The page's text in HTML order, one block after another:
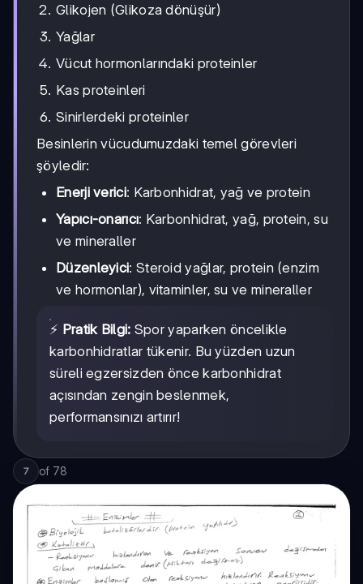
Glikojen (Glikoza dönüşür)
Yağlar
Vücut hormonlarındaki proteinler
Kas proteinleri
Sinirlerdeki proteinler
Besinlerin vücudumuzdaki temel görevleri
şöyledir:
Enerji verici: Karbonhidrat, yağ ve protein
Yapıcı-onarıcı: Karbonhidrat, yağ, protein, su
ve mineraller
Düzenleyici: Steroid yağlar, protein (enzim
ve hormonlar), vitaminler, su ve mineraller
⚡ Pratik Bilgi: Spor yaparken öncelikle
karbonhidratlar tükenir. Bu yüzden uzun
süreli egzersizden önce karbonhidrat
açısından zengin beslenmek,
performansınızı artırır!
7 of 78